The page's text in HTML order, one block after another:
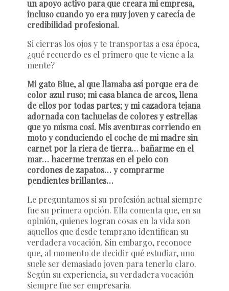
un apoyo activo para que creara mi empresa,
incluso cuando yo era muy joven y carecía de
credibilidad profesional.
Si cierras los ojos y te transportas a esa época,
¿qué recuerdo es el primero que te viene a la
mente?
Mi gato Blue, al que llamaba así porque era de
color azul ruso; mi casa blanca de arcos, llena
de ellos por todas partes; y mi cazadora tejana
adornada con tachuelas de colores y estrellas
que yo misma cosí. Mis aventuras corriendo en
moto y conduciendo el coche de mi madre sin
carnet por la riera de tierra… bañarme en el
mar… hacerme trenzas en el pelo con
cordones de zapatos… y comprarme
pendientes brillantes…
Le preguntamos si su profesión actual siempre
fue su primera opción. Ella comenta que, en su
opinión, quienes logran cosas en la vida son
aquellos que desde temprano identifican su
verdadera vocación. Sin embargo, reconoce
que, al momento de decidir qué estudiar, uno
suele ser demasiado joven para tenerlo claro.
Según su experiencia, su verdadera vocación
siempre fue ser empresaria.